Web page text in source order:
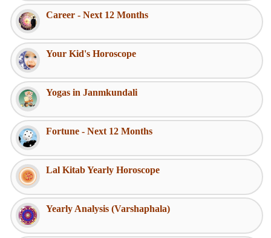
Career - Next 12 Months
Your Kid's Horoscope
Yogas in Janmkundali
Fortune - Next 12 Months
Lal Kitab Yearly Horoscope
Yearly Analysis (Varshaphala)